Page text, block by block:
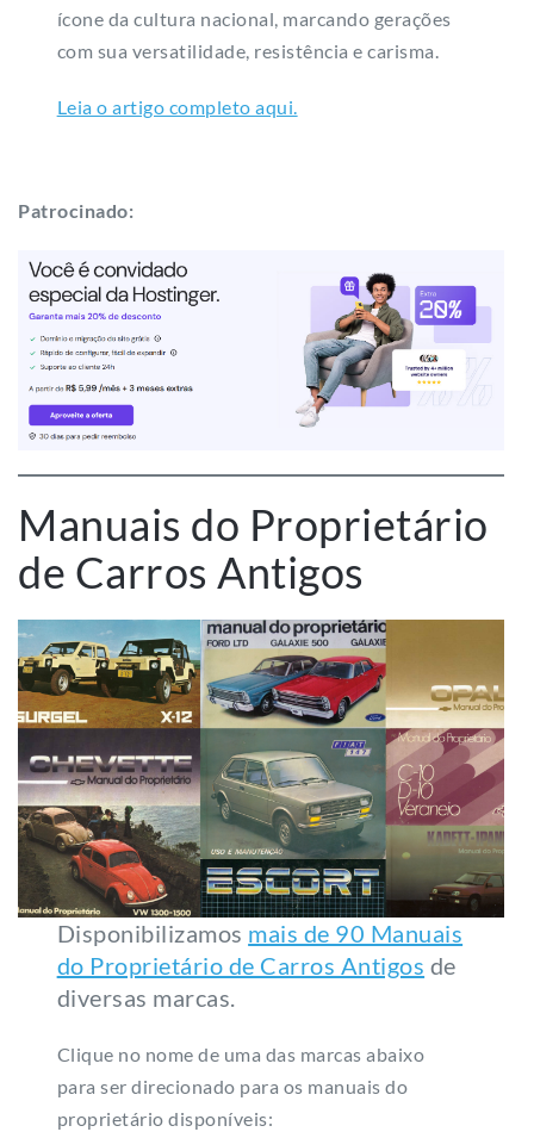
ícone da cultura nacional, marcando gerações
com sua versatilidade, resistência e carisma.
Leia o artigo completo aqui.
Patrocinado:
Manuais do Proprietário
de Carros Antigos
Disponibilizamos mais de 90 Manuais
do Proprietário de Carros Antigos de
diversas marcas.
Clique no nome de uma das marcas abaixo
para ser direcionado para os manuais do
proprietário disponíveis: